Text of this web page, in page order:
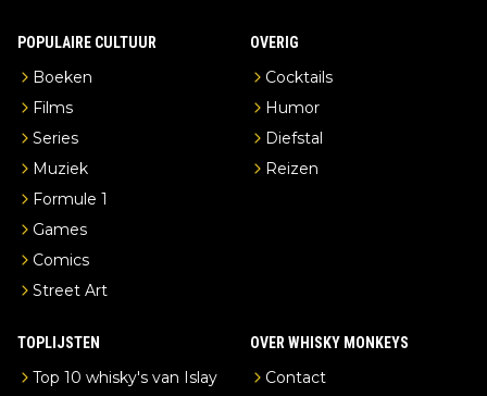
POPULAIRE CULTUUR
Boeken
Films
Series
Muziek
Formule 1
Games
Comics
Street Art
OVERIG
Cocktails
Humor
Diefstal
Reizen
TOPLIJSTEN
Top 10 whisky's van Islay
OVER WHISKY MONKEYS
Contact